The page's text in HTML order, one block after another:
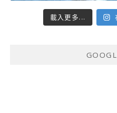
載入更多...